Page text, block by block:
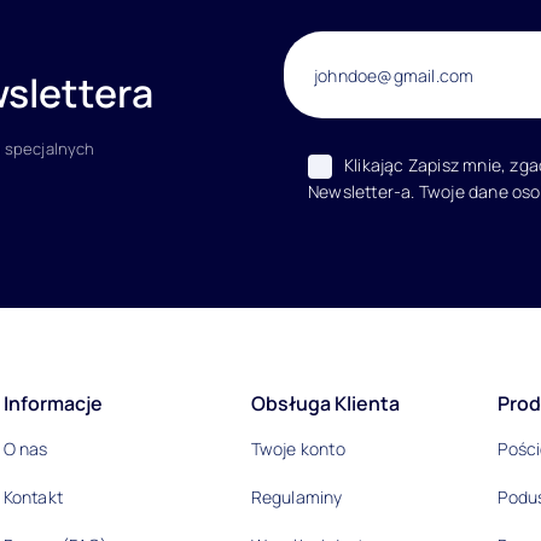
Klikając Zapisz mnie,
Newsletter-a. Twoje dane
Informacje
O nas
Kontakt
Obsługa Klienta
Twoje konto
Regulaminy